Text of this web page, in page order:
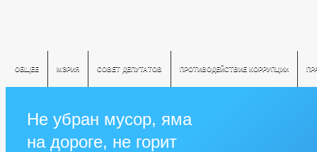
ОБЩЕЕ МЭРИЯ СОВЕТ ДЕПУТАТОВ ПРОТИВОДЕЙСТВИЕ КОРРУПЦИИ
Не убран мусор, яма
на дороге, не горит